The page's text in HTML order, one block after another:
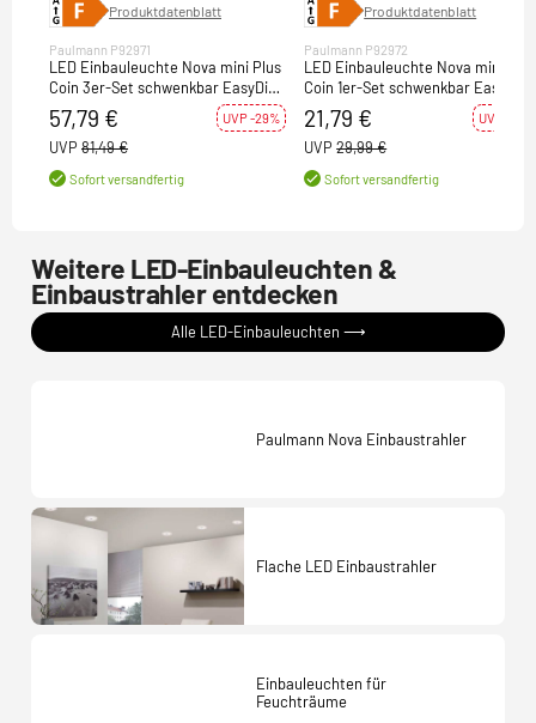
Produktdatenblatt
Paulmann P92971
LED Einbauleuchte Nova mini Plus
Coin 3er-Set schwenkbar EasyDim
4,2W 2700K Weiß matt dimmbar
230V
57,79 € UVP -29%
UVP 81,49 €
Sofort versandfertig
Produktdatenblatt
Paulmann P92972
LED Einbauleuchte Nova mini Plus
Coin 1er-Set schwenkbar EasyDim
4,2W 2700K Eisen gebürstet
dimmbar 230V
21,79 € UVP -27%
UVP 29,99 €
Sofort versandfertig
Weitere LED-Einbauleuchten &
Einbaustrahler entdecken
Alle LED-Einbauleuchten ⟶
Paulmann Nova Einbaustrahler
Flache LED Einbaustrahler
Einbauleuchten für
Feuchträume